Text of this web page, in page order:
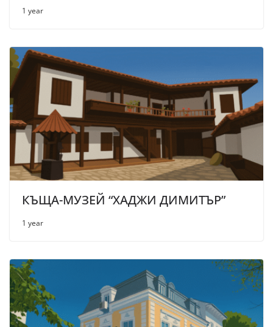
1 year
КЪЩА-МУЗЕЙ “ХАДЖИ ДИМИТЪР”
1 year